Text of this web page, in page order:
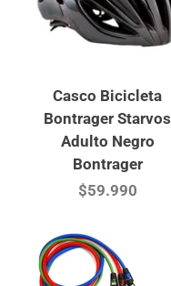
Casco Bicicleta
Bontrager Starvos
Adulto Negro
Bontrager
$59.990